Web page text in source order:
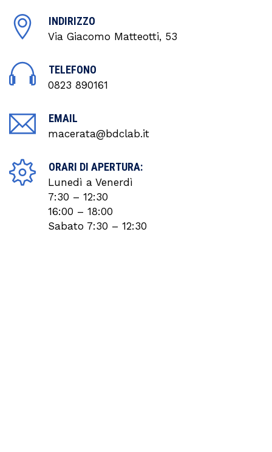
INDIRIZZO
Via Giacomo Matteotti, 53
TELEFONO
0823 890161
EMAIL
macerata@bdclab.it
ORARI DI APERTURA:
Lunedì a Venerdì
7:30 – 12:30
16:00 – 18:00
Sabato 7:30 – 12:30